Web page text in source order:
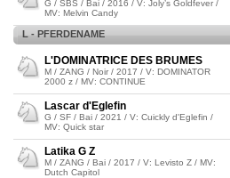
G / SBS / Bai / 2016 / V: Joly’s Goldfever /
MV: Melvin Candy
L - PFERDENAME
L'DOMINATRICE DES BRUMES
M / ZANG / Noir / 2017 / V: DOMINATOR
2000 z / MV: CONTINUE
Lascar d'Eglefin
G / SF / Bai / 2021 / V: Cuickly d'Eglefin /
MV: Quick star
Latika G Z
M / ZANG / Bai / 2017 / V: Levisto Z / MV:
Dutch Capitol